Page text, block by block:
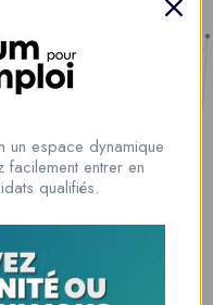
à se connecter au
recherche d’une nouvelle
recruter les meilleurs
un espace dynamique
entrer en
qualifiés.